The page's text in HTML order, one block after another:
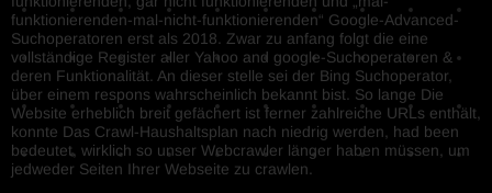
funktionierenden-mal-nicht-funktionierenden“ Google-Advanced-
Suchoperatoren erst als 2018. Zwar zu anfang folgt die eine
vollständige Register aller Yahoo and google-Suchoperatoren &
deren Funktionalität. An dieser stelle sei der Bing Suchoperator,
über einem respons wahrscheinlich bekannt bist. So lange Die
Website erheblich breit gefächert ist ferner zahlreiche URLs enthält,
konnte Das Crawl-Haushaltsplan nach niedrig werden, had been
bedeutet, wirklich so unser Webcrawler länger haben müssen, um
jedweder Seiten Ihrer Webseite zu crawlen.